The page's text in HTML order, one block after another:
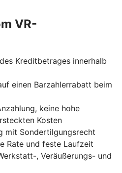
VR-
Kreditbetrages innerhalb
einen Barzahlerrabatt beim
keine hohe
Kosten
mit Sondertilgungsrecht
Rate und feste Laufzeit
, Veräußerungs- und